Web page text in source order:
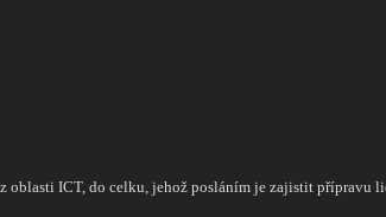
oblasti ICT, do celku, jehož posláním je zajistit